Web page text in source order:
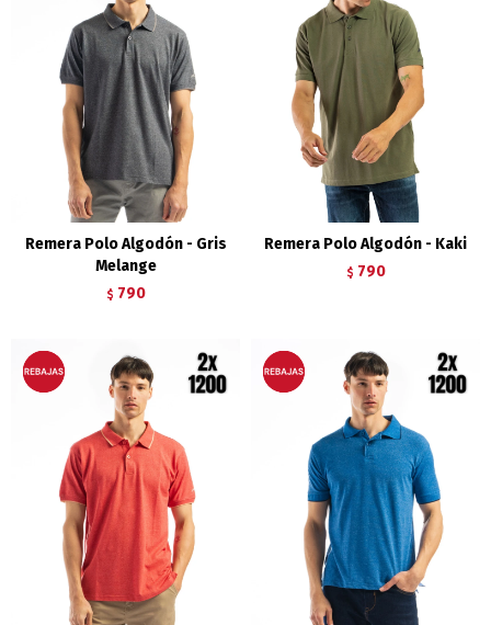
Remera Polo Algodón - Gris
Melange
$ 790
Remera Polo Algodón - Kaki
$ 790